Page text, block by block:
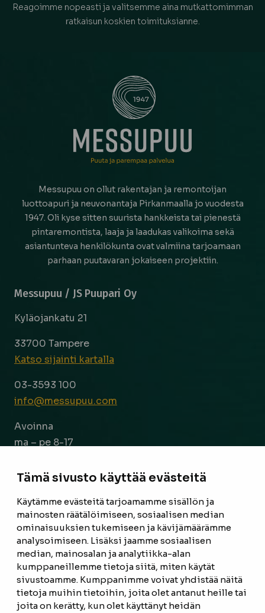
Tämä sivusto käyttää evästeitä
Käytämme evästeitä tarjoamamme sisällön ja
mainosten räätälöimiseen, sosiaalisen median
ominaisuuksien tukemiseen ja kävijämäärämme
analysoimiseen. Lisäksi jaamme sosiaalisen
median, mainosalan ja analytiikka-alan
kumppaneillemme tietoja siitä, miten käytät
sivustoamme. Kumppanimme voivat yhdistää näitä
tietoja muihin tietoihin, joita olet antanut heille tai
joita on kerätty, kun olet käyttänyt heidän
Reagoimme nopeasti ja valitsemme aina mutkattomimman
ratkaisun koskien toimituksianne.
Messupuu on ollut rakentajan ja remontoijan
luottoapuri ja neuvonantaja Pirkanmaalla jo vuodesta
1947. Oli kyse sitten suurista hankkeista tai pienestä
pintaremontista, laaja ja laadukas valikoima sekä
asiantunteva henkilökunta ovat valmiina tarjoamaan
parhaan puutavaran jokaiseen projektiin.
Messupuu / JS Puupari Oy
Kyläojankatu 21
33700 Tampere
Katso sijainti kartalla
03-3593 100
info@messupuu.com
Avoinna
ma – pe 8-17
ETUSIVU
TUOTTEET
REFERENSSIT
OTA YHTEYTTÄ